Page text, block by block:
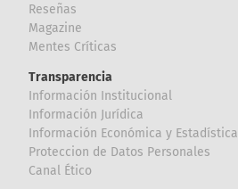
Reseñas
Magazine
Mentes Críticas
Transparencia
Información Institucional
Información Jurídica
Información Económica y Estadística
Proteccion de Datos Personales
Canal Ético